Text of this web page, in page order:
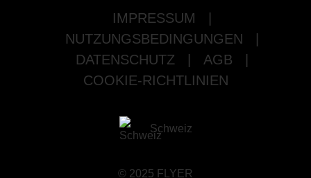
IMPRESSUM
NUTZUNGSBEDINGUNGEN
DATENSCHUTZ
AGB
COOKIE-RICHTLINIEN
Schweiz
© 2025 FLYER